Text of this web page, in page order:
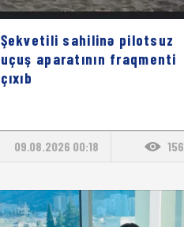
Şekvetili sahilinə pilotsuz
uçuş aparatının fraqmenti
çıxıb
09.08.2026 00:18 156